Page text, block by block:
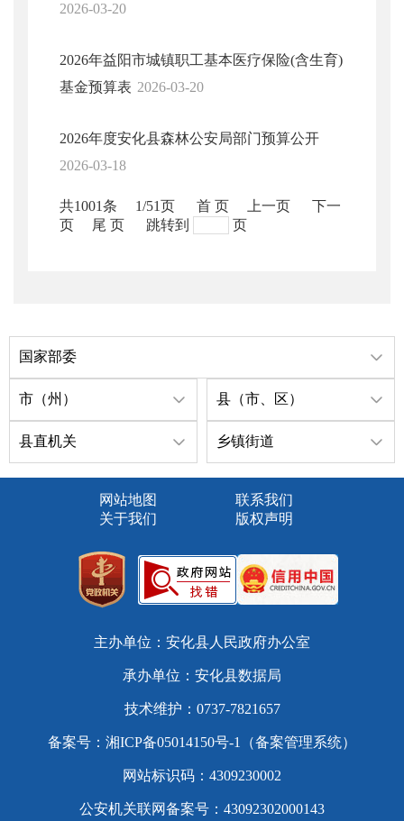
2026-03-20
2026年益阳市城镇职工基本医疗保险(含生育)
基金预算表 2026-03-20
2026年度安化县森林公安局部门预算公开
2026-03-18
共1001条 1/51页 首 页 上一页
下一
页
尾 页 跳转到 页
国家部委
市（州） 县（市、区）
县直机关 乡镇街道
网站地图
联系我们
关于我们
版权声明
主办单位：安化县人民政府办公室
承办单位：安化县数据局
技术维护：0737-7821657
备案号： 湘ICP备05014150号-1（备案管理系统）
网站标识码：4309230002
公安机关联网备案号：43092302000143